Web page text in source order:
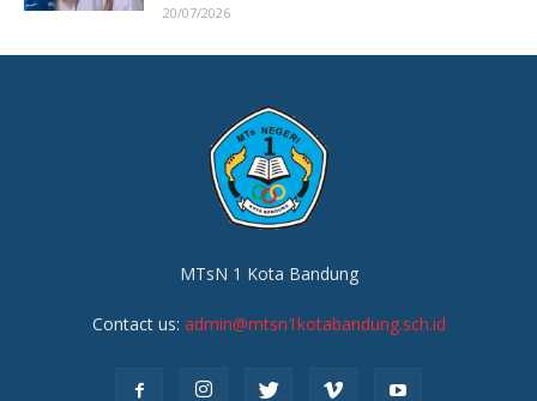
20/07/2026
MTsN 1 Kota Bandung
Contact us: admin@mtsn1kotabandung.sch.id